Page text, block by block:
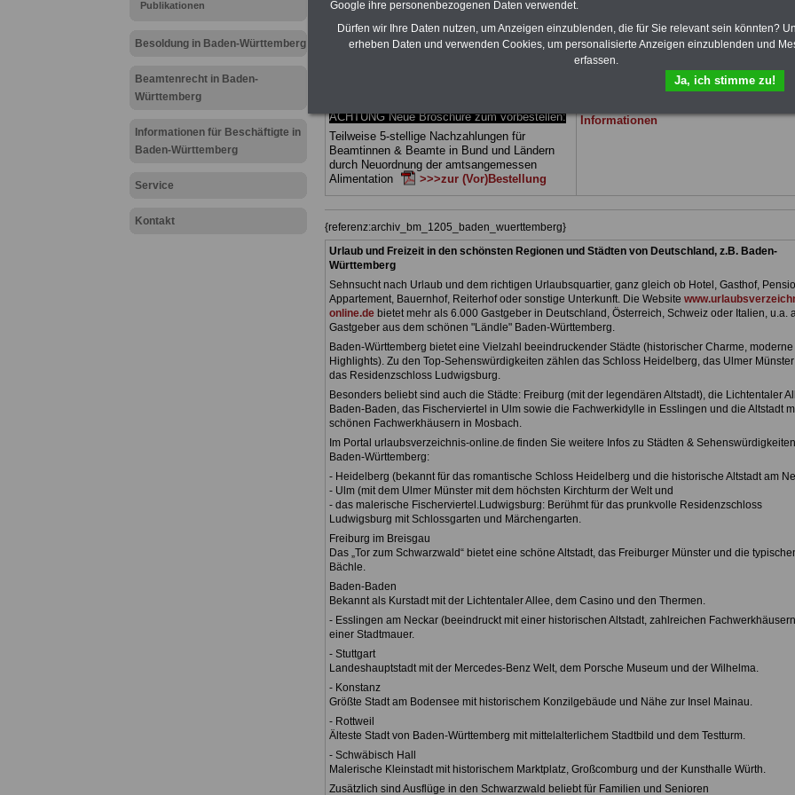
Publikationen
Besoldung in Baden-Württemberg
Beamtenrecht in Baden-
Württemberg
Informationen für Beschäftigte in
Baden-Württemberg
Service
Kontakt
Ländern. Alle drei Ratgeber sind übersichtlich
gegliedert und erläutern auch komplizierte
Sachverhalte verständlich (auch für
Mitarbeiter des öffentlichen Dienstes in
ACHTUNG Neue Broschüre zum vorbestellen:
Teilweise 5-stellige Nachzahlungen für
Beamtinnen & Beamte in Bund und Ländern
durch Neuordnung der amtsangemessen
Alimentation
>>>zur (Vor)Bestellung
Landes Baden-Württemberg
geeignet: die
Bücher behandeln Beamtenrecht,
Beamtenversor-gung, Beihilfe, Rund ums
Nebentätigkeitsrecht, Frauen im
Dienst. und Berufseinstieg im öffentlichen
Dienst. Man kann die eBooks
Informationen
{referenz:archiv_bm_1205_baden_wuerttemberg}
Urlaub und Freizeit in den schönsten Regionen und Städten von Deutschland, z.B. Baden-
Württemberg
Sehnsucht nach Urlaub und dem richtigen Urlaubsquartier, ganz gleich ob Hotel, Gasthof,
Appartement, Bauernhof, Reiterhof oder sonstige Unterkunft. Die Website
online.debietet mehr als 6.000 Gastgeber in Deutschland, Österreich, Schweiz oder Italien, u.a.
Gastgeber aus dem schönen "Ländle" Baden-Württemberg.
Baden-Württemberg bietet eine Vielzahl beeindruckender Städte (historischer Charme, moderne
Highlights). Zu den Top-Sehenswürdigkeiten zählen das Schloss Heidelberg, das Ulmer Münster
das Residenzschloss Ludwigsburg.
Besonders beliebt sind auch die Städte: Freiburg (mit der legendären Altstadt), die Lichtentaler
Baden-Baden, das Fischerviertel in Ulm sowie die Fachwerkidylle in Esslingen und die Altstadt
schönen Fachwerkhäusern in Mosbach.
Im Portal urlaubsverzeichnis-online.de finden Sie weitere Infos zu Städten &
Baden-Württemberg:
- Heidelberg (bekannt für das romantische Schloss Heidelberg und die historische Altstadt am
- Ulm (mit dem Ulmer Münster mit dem höchsten Kirchturm der Welt und
- das malerische Fischerviertel.Ludwigsburg: Berühmt für das prunkvolle Residenzschloss
Ludwigsburg mit Schlossgarten und Märchengarten.
Freiburg im Breisgau
Das „Tor zum Schwarzwald“ bietet eine schöne Altstadt, das Freiburger Münster und die
Bächle.
Baden-Baden
Bekannt als Kurstadt mit der Lichtentaler Allee, dem Casino und den Thermen.
- Esslingen am Neckar (beeindruckt mit einer historischen Altstadt, zahlreichen
einer Stadtmauer.
- Stuttgart
Landeshauptstadt mit der Mercedes-Benz Welt, dem Porsche Museum und der Wilhelma.
- Konstanz
Größte Stadt am Bodensee mit historischem Konzilgebäude und Nähe zur Insel Mainau.
- Rottweil
Älteste Stadt von Baden-Württemberg mit mittelalterlichem Stadtbild und dem Testturm.
- Schwäbisch Hall
Malerische Kleinstadt mit historischem Marktplatz, Großcomburg und der Kunsthalle Würth.
Zusätzlich sind Ausflüge in den Schwarzwald beliebt für Familien und Senioren
Google ihre personenbezogenen Daten verwendet.
Dürfen wir Ihre Daten nutzen, um Anzeigen einzublenden, die für Sie relevant sein könnten?
erheben Daten und verwenden Cookies, um personalisierte Anzeigen einzublenden und
erfassen.
Ja, ich stimme zu!